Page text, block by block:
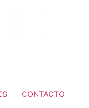
CONTACTO